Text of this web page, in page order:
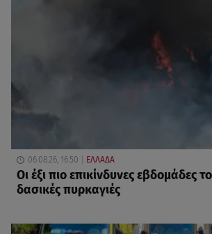
06.08.26, 16:50 ΕΛΛΑΔΑ
Οι έξι πιο επικίνδυνες εβδομάδες
δασικές πυρκαγιές